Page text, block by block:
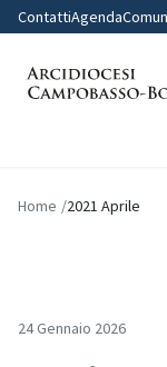
ContattiAgenda
Home 2021 Aprile
24 Gennaio 2026